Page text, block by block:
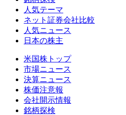
人気テーマ
ネット証券会社比較
人気ニュース
日本の株主
米国株トップ
市場ニュース
決算ニュース
株価注意報
会社開示情報
銘柄探検